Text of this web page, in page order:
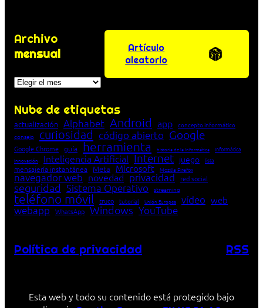
Archivo
mensual
Archivos
Artículo
aleatorio
Nube de etiquetas
actualización Alphabet Android app concepto informático
consejo
curiosidad código abierto Google
Google Chrome guía herramienta historia de la Informática Informática
innovación Inteligencia Artificial Internet juego lista
mensajería instantánea Meta Microsoft Mozilla Firefox
navegador web novedad privacidad red social
seguridad Sistema Operativo streaming
teléfono móvil truco tutorial Unión Europea vídeo web
webapp WhatsApp Windows YouTube
Política de privacidad RSS
Esta web y todo su contenido está protegido bajo